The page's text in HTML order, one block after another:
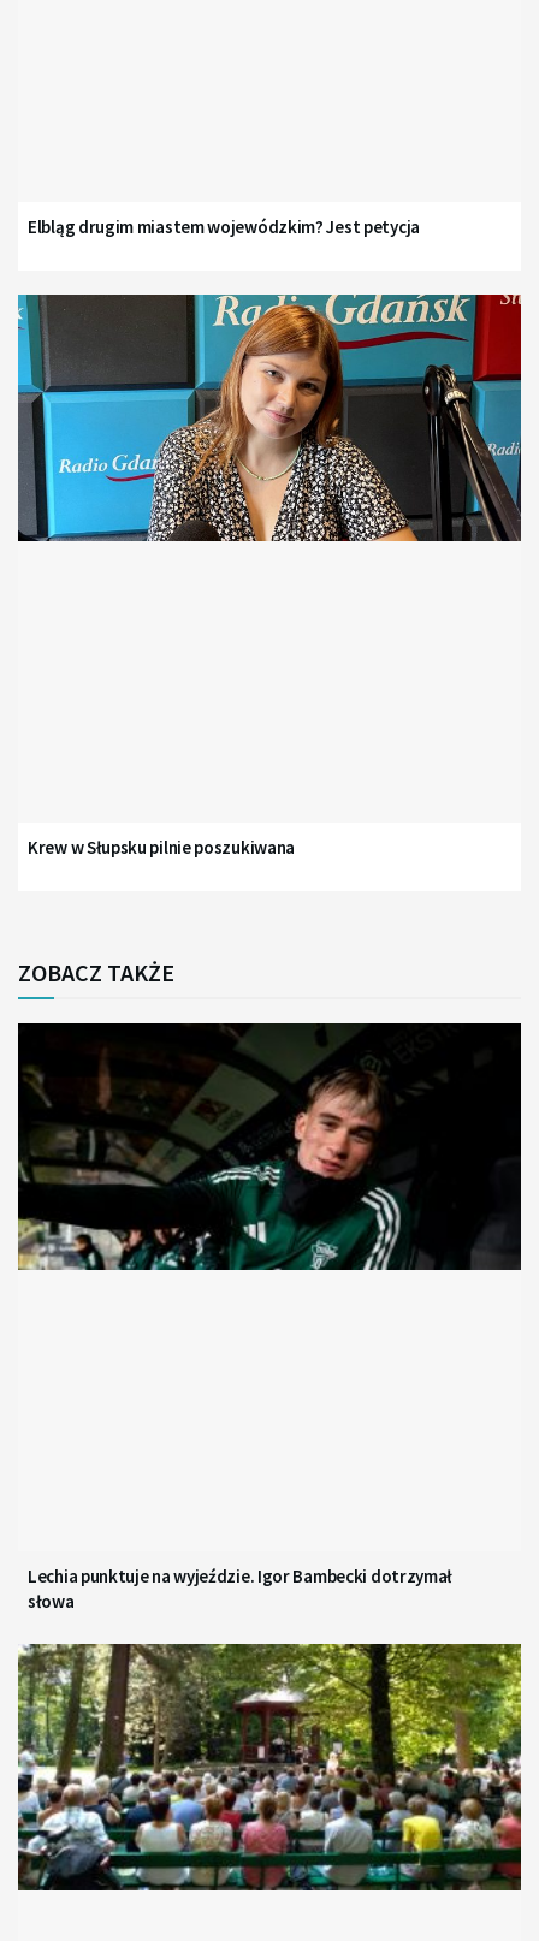
Elbląg drugim miastem wojewódzkim? Jest petycja
Krew w Słupsku pilnie poszukiwana
ZOBACZ TAKŻE
Lechia punktuje na wyjeździe. Igor Bambecki dotrzymał
słowa